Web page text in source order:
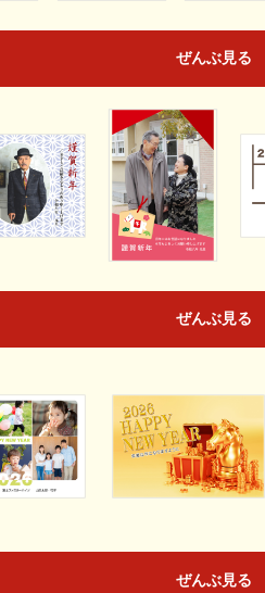
ぜんぶ見る
ぜんぶ見る
ぜんぶ見る